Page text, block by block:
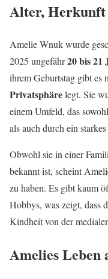
Alter,
Amelie Wnuk wurde
2025 ungefähr20 bis 21
ihrem Geburtstag gibt es
Privatsphärelegt. Sie
einem Umfeld, das
als auch durch ein
Obwohl sie in einer
bekannt ist, scheint
zu haben. Es gibt kaum
Hobbys, was zeigt, dass
Kindheit von der
Amelies